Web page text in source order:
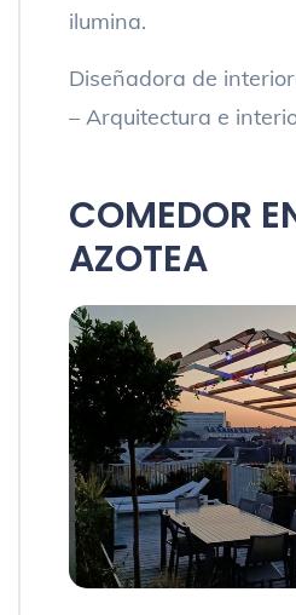
ilumina.
Diseñadora de
– Arquitectura e
COMEDOR
AZOTEA